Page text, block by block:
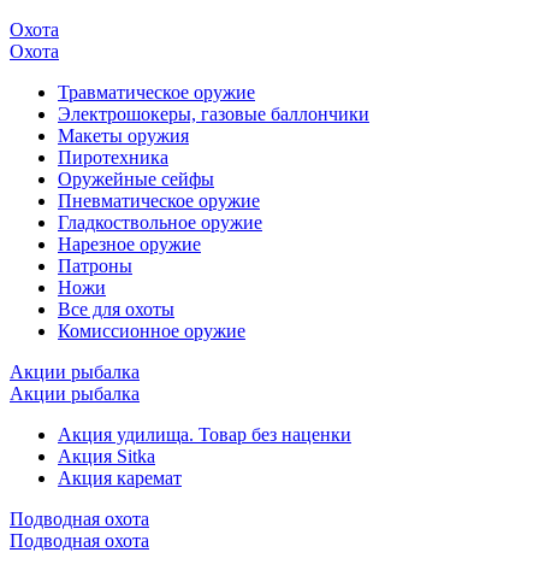
Охота
Охота
Травматическое оружие
Электрошокеры, газовые баллончики
Макеты оружия
Пиротехника
Оружейные сейфы
Пневматическое оружие
Гладкоствольное оружие
Нарезное оружие
Патроны
Ножи
Все для охоты
Комиссионное оружие
Акции рыбалка
Акции рыбалка
Акция удилища. Товар без наценки
Акция Sitka
Акция каремат
Подводная охота
Подводная охота